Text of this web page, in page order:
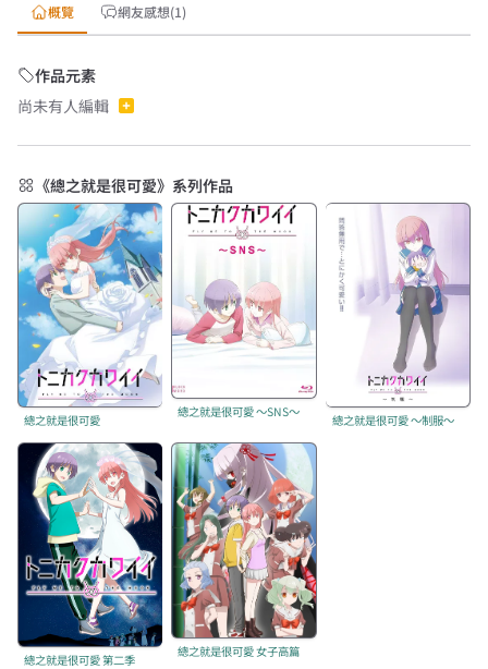
概覽 網友感想(1)
作品元素
尚未有人編輯
《總之就是很可愛》系列作品
總之就是很可愛
總之就是很可愛 ～SNS～
總之就是很可愛 ～制服～
總之就是很可愛 第二季
總之就是很可愛 女子高篇